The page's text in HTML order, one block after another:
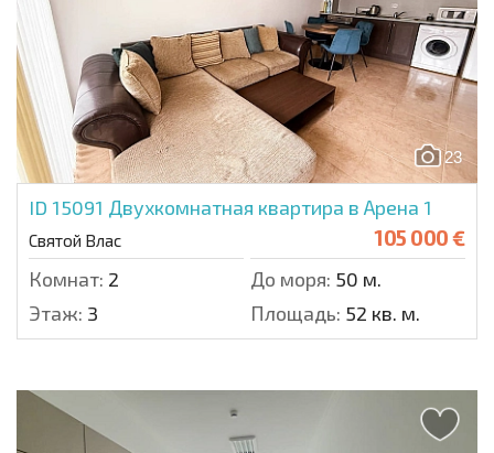
23
ID 15091 Двухкомнатная квартира в Арена 1
Святой Влас 105 000 €
Комнат: 2 До моря: 50 м.
Этаж: 3 Площадь: 52 кв. м.